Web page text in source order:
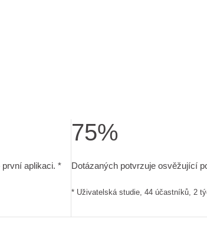
aplikaci. *
75%
Dotázaných potvrzuje osvěžující
* Uživatelská studie, 44 účastníků, 2